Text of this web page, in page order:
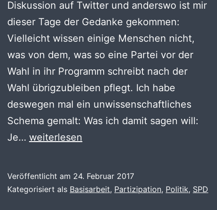
Diskussion auf Twitter und anderswo ist mir
dieser Tage der Gedanke gekommen:
Vielleicht wissen einige Menschen nicht,
was von dem, was so eine Partei vor der
Wahl in ihr Programm schreibt nach der
Wahl übrigzubleiben pflegt. Ich habe
deswegen mal ein unwissenschaftliches
Schema gemalt: Was ich damit sagen will:
Je… Was
von
weiterlesen
Veröffentlicht am 24. Februar 2017
Kategorisiert als Basisarbeit, Partizipation, Politik, SPD